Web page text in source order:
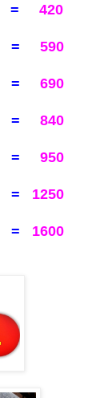
=
420
= 590
= 690
= 840
=
950
= 1250
= 1600